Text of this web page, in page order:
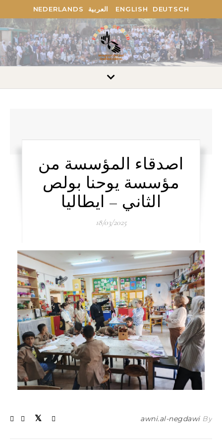
DEUTSCH
ENGLISH العربية NEDERLANDS
اصدقاء المؤسسة من
مؤسسة يوحنا بولص
الثاني – ايطاليا
18/03/2025
By
awni.al-negdawi